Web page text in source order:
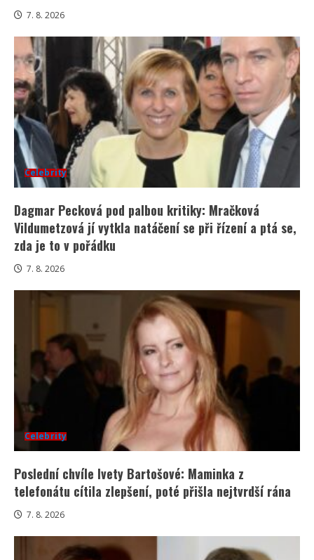
7. 8. 2026
Celebrity
Dagmar Pecková pod palbou kritiky: Mračková
Vildumetzová jí vytkla natáčení se při řízení a ptá se,
zda je to v pořádku
7. 8. 2026
Celebrity
Poslední chvíle Ivety Bartošové: Maminka z
telefonátu cítila zlepšení, poté přišla nejtvrdší rána
7. 8. 2026